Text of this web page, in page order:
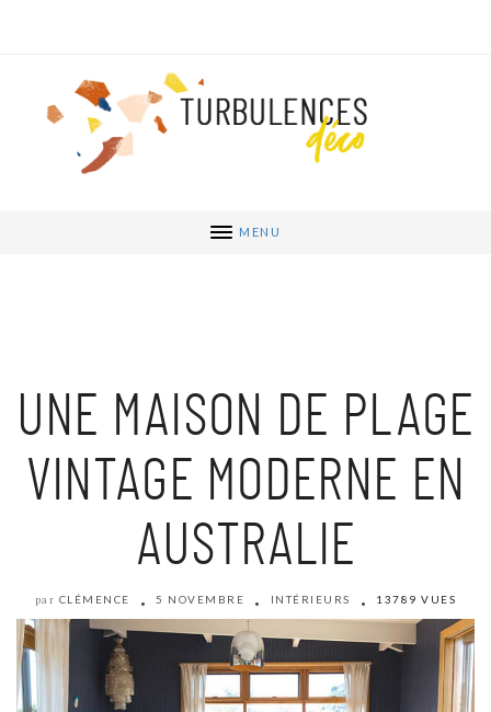
MENU
UNE MAISON DE PLAGE
VINTAGE MODERNE EN
AUSTRALIE
par CLÉMENCE 5 NOVEMBRE INTÉRIEURS 13789 VUES